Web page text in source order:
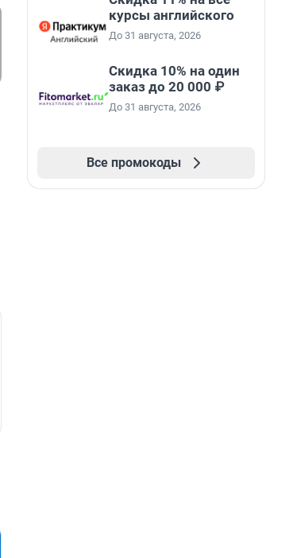
курсы английского
До 31 августа, 2026
Скидка 10% на один
заказ до 20 000 ₽
До 31 августа, 2026
Все промокоды